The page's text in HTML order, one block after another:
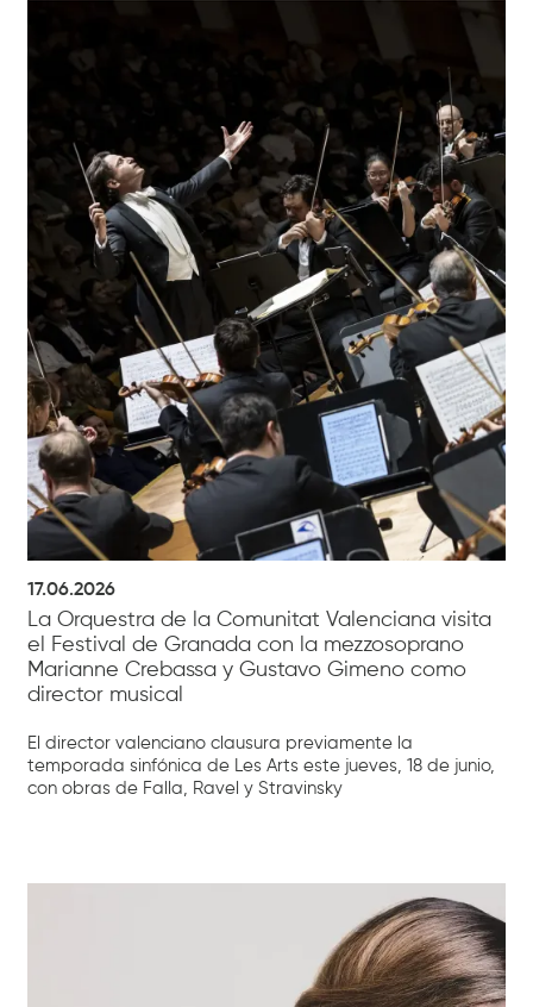
17.06.2026
La Orquestra de la Comunitat Valenciana visita
el Festival de Granada con la mezzosoprano
Marianne Crebassa y Gustavo Gimeno como
director musical
El director valenciano clausura previamente la
temporada sinfónica de Les Arts este jueves, 18 de junio,
con obras de Falla, Ravel y Stravinsky